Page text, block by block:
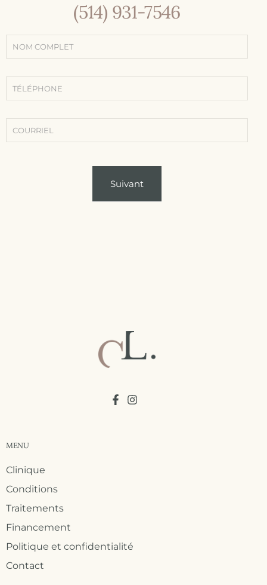
(514) 931-7546
Formulaire
de contact
simple
(Contact -
Conditions)
Suivant
MENU
Clinique
Conditions
Traitements
Financement
Politique et confidentialité
Contact